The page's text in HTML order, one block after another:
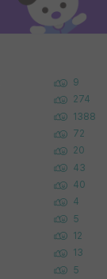
9
274
1388
72
20
43
40
4
5
12
13
5